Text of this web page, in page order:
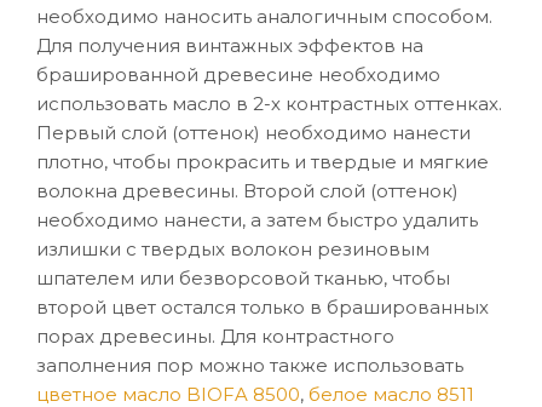
необходимо наносить аналогичным способом.
Для получения винтажных эффектов на
брашированной древесине необходимо
использовать масло в 2-х контрастных оттенках.
Первый слой (оттенок) необходимо нанести
плотно, чтобы прокрасить и твердые и мягкие
волокна древесины. Второй слой (оттенок)
необходимо нанести, а затем быстро удалить
излишки с твердых волокон резиновым
шпателем или безворсовой тканью, чтобы
второй цвет остался только в брашированных
порах древесины. Для контрастного
заполнения пор можно также использовать
цветное масло BIOFA 8500, белое масло 8511